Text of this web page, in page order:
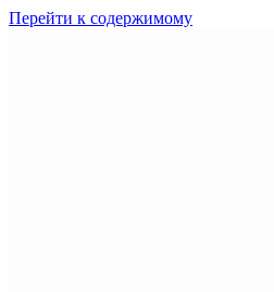
Перейти к содержимому